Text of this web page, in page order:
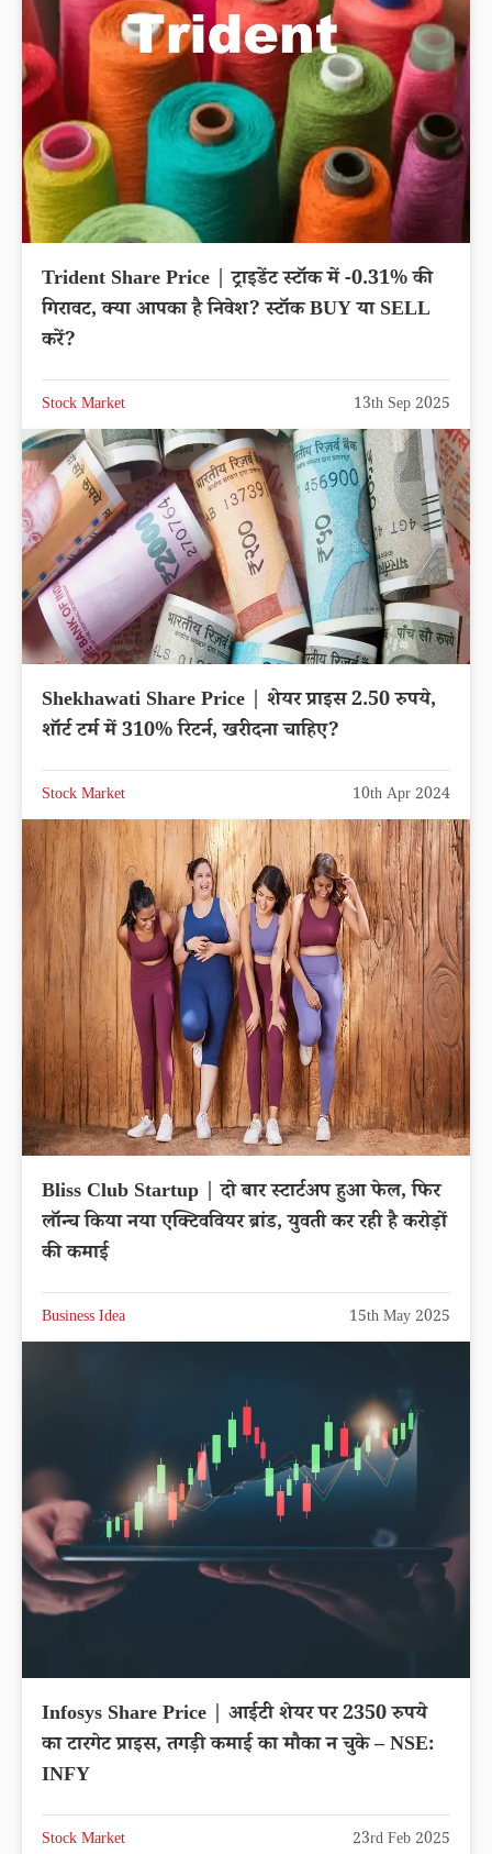
Trident Share Price | ट्राइडेंट स्टॉक में -0.31% की
गिरावट, क्या आपका है निवेश? स्टॉक BUY या SELL
करें?
Stock Market 13th Sep 2025
Shekhawati Share Price | शेयर प्राइस 2.50 रुपये,
शॉर्ट टर्म में 310% रिटर्न, खरीदना चाहिए?
Stock Market 10th Apr 2024
Bliss Club Startup | दो बार स्टार्टअप हुआ फेल, फिर
लॉन्च किया नया एक्टिववियर ब्रांड, युवती कर रही है करोड़ों
की कमाई
Business Idea 15th May 2025
Infosys Share Price | आईटी शेयर पर 2350 रुपये
का टारगेट प्राइस, तगड़ी कमाई का मौका न चुके – NSE:
INFY
Stock Market 23rd Feb 2025